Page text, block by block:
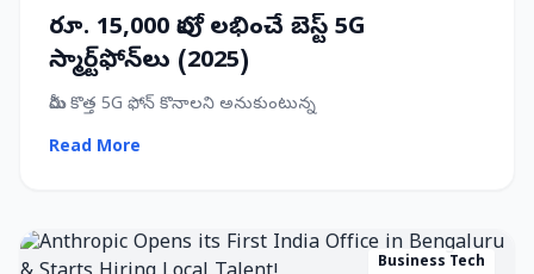
రూ. 15,000 లోపు లభించే బెస్ట్ 5G
స్మార్ట్‌ఫోన్‌లు (2025)
మీరు కొత్త 5G ఫోన్ కొనాలని అనుకుంటున్న
Read More
Business Tech